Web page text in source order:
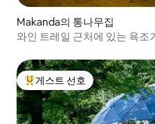
Makanda의 통나무집
와인 트레일 근처에 있는 욕조
상위 게스트 선호
게스트 선호